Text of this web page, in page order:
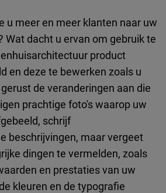
u meer en meer klanten naar uw
Wat dacht u ervan om gebruik te
product
en deze te bewerken zoals u
de veranderingen aan die
prachtige foto's waarop uw
schrijf
beschrijvingen, maar vergeet
dingen te vermelden, zoals
en prestaties van uw
kleuren en de typografie